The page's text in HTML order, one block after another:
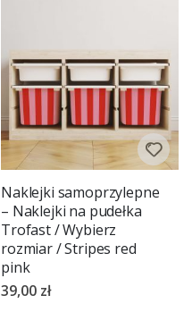
Naklejki samoprzylepne
– Naklejki na pudełka
Trofast / Wybierz
rozmiar / Stripes red
pink
39,00 zł